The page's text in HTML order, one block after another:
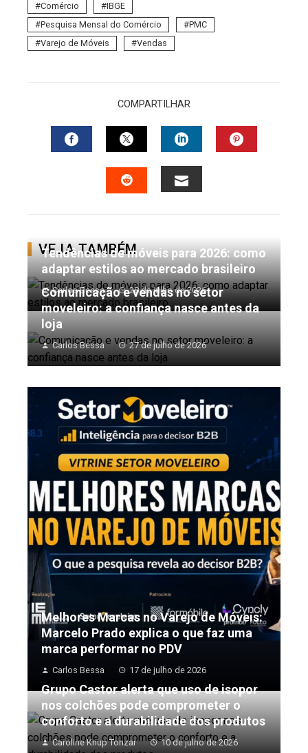
Comércio
IBGE
Pesquisa Mensal do Comércio
PMC
Varejo de Móveis
Vendas
COMPARTILHAR
FACEBOOKTWITTERLINKEDIN
VEJA TAMBÉM
Tendências de móveis para 2026: como
adaptar estilos ao mercado brasileiro
Carlos Bessa 28 de julho de 2026
Comunicação e vendas no setor
moveleiro: a confiança nasce antes da
loja
Carlos Bessa 27 de julho de 2026
Melhores Marcas no Varejo de Móveis:
Marcelo Prado explica o que faz uma
marca performar no PDV
Carlos Bessa 17 de julho de 2026
Grupo Castor alerta que uso de isopor
nos colchões pode comprometer o
conforto e a durabilidade dos produtos
Caroline Knup Tonzar 10 de julho de 2026